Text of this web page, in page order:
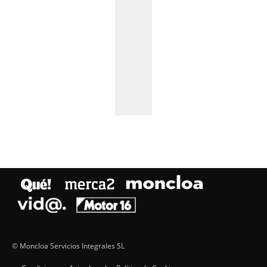
© Moncloa Servicios Integrales SL